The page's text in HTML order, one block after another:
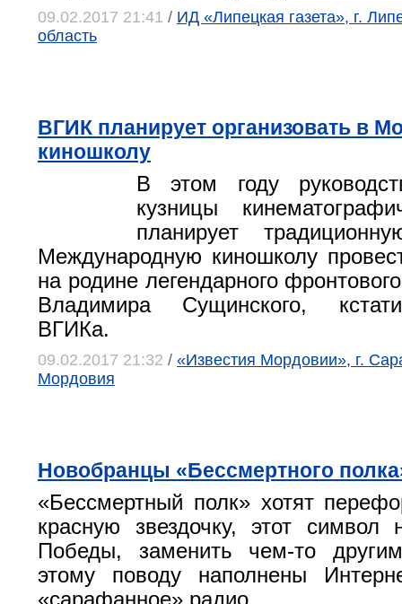
09.02.2017 21:41 / ИД «Липецкая газета», г.
область
ВГИК планирует организовать в
киношколу
В этом году
кузницы
планирует
Международную киношколу
на родине легендарного
Владимира Сущинского,
ВГИКа.
09.02.2017 21:32 / «Известия Мордовии», г.
Мордовия
Новобранцы «Бессмертного
«Бессмертный полк» хотят
красную звездочку, этот символ
Победы, заменить чем-то
этому поводу наполнены